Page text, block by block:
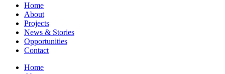
Home
About
Projects
News & Stories
Opportunities
Contact
Home